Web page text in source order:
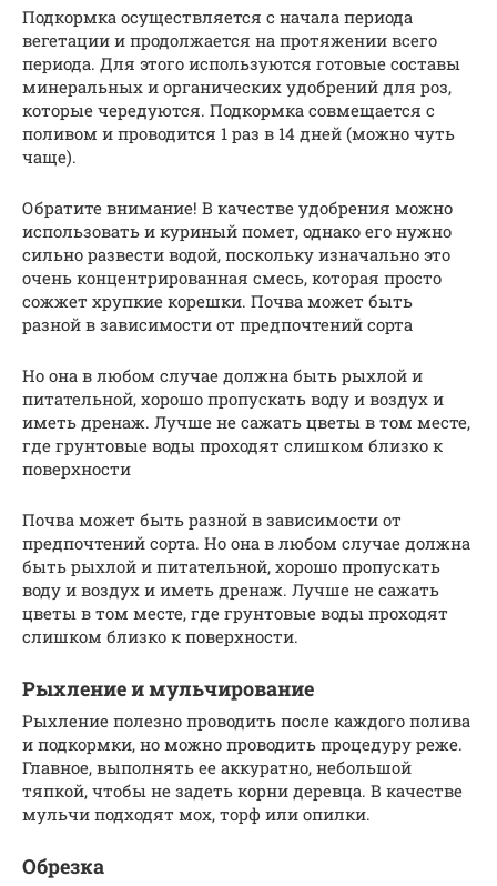
Подкормка осуществляется с начала периода
вегетации и продолжается на протяжении всего
периода. Для этого используются готовые составы
минеральных и органических удобрений для роз,
которые чередуются. Подкормка совмещается с
поливом и проводится 1 раз в 14 дней (можно чуть
чаще).
Обратите внимание! В качестве удобрения можно
использовать и куриный помет, однако его нужно
сильно развести водой, поскольку изначально это
очень концентрированная смесь, которая просто
сожжет хрупкие корешки. Почва может быть
разной в зависимости от предпочтений сорта
Но она в любом случае должна быть рыхлой и
питательной, хорошо пропускать воду и воздух и
иметь дренаж. Лучше не сажать цветы в том месте,
где грунтовые воды проходят слишком близко к
поверхности
Почва может быть разной в зависимости от
предпочтений сорта. Но она в любом случае должна
быть рыхлой и питательной, хорошо пропускать
воду и воздух и иметь дренаж. Лучше не сажать
цветы в том месте, где грунтовые воды проходят
слишком близко к поверхности.
Рыхление и мульчирование
Рыхление полезно проводить после каждого полива
и подкормки, но можно проводить процедуру реже.
Главное, выполнять ее аккуратно, небольшой
тяпкой, чтобы не задеть корни деревца. В качестве
мульчи подходят мох, торф или опилки.
Обрезка